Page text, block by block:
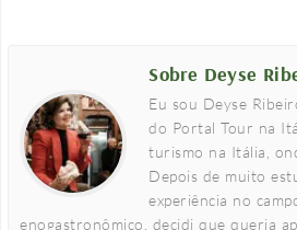
Sobre Deyse
Eu sou Deyse
do Portal Tour na
turismo na Itália,
Depois de muito
experiência no
enogastronômico, decidi que queria